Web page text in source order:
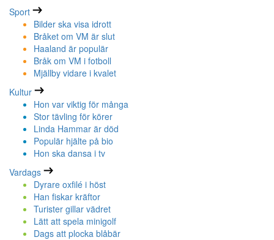
Sport
Bilder ska visa idrott
Bråket om VM är slut
Haaland är populär
Bråk om VM i fotboll
Mjällby vidare i kvalet
Kultur
Hon var viktig för många
Stor tävling för körer
Linda Hammar är död
Populär hjälte på bio
Hon ska dansa i tv
Vardags
Dyrare oxfilé i höst
Han fiskar kräftor
Turister gillar vädret
Lätt att spela minigolf
Dags att plocka blåbär